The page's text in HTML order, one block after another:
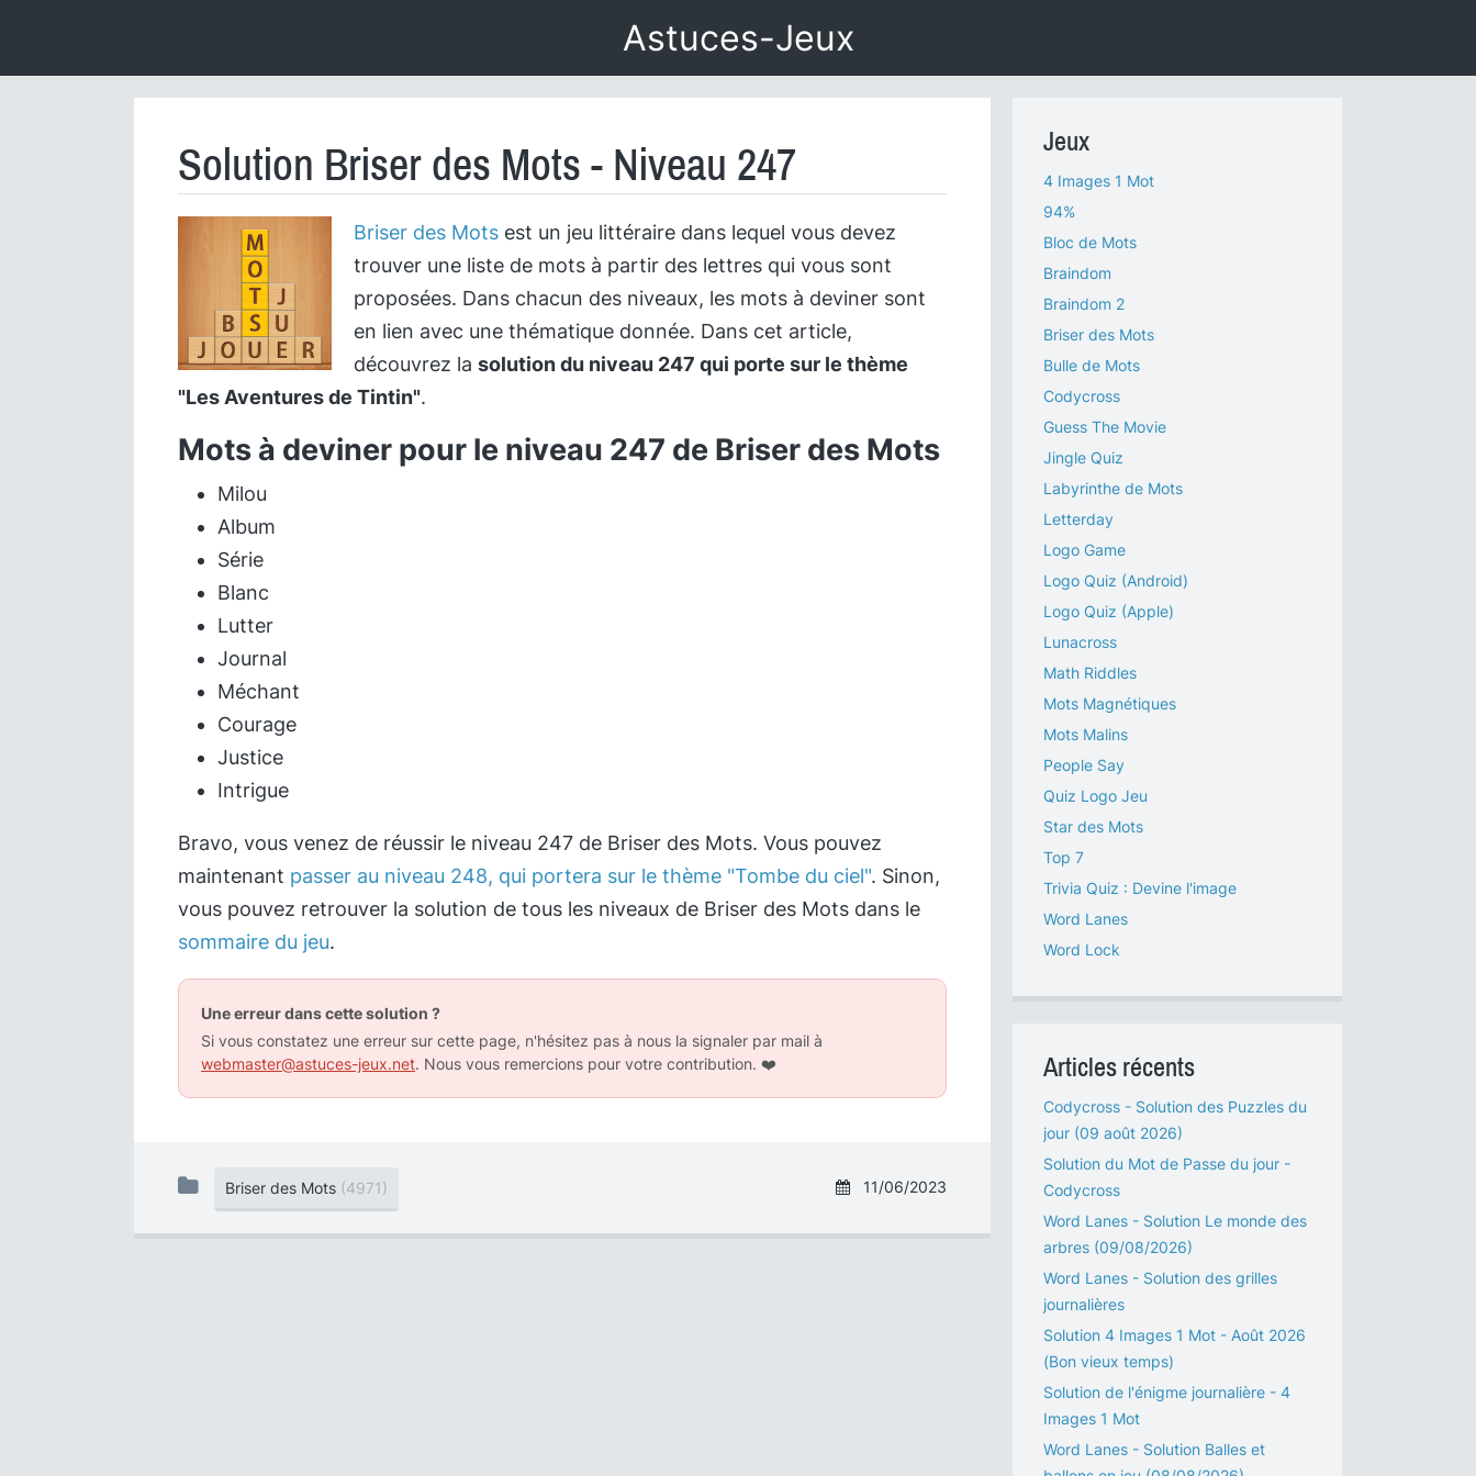
Astuces-Jeux
Solution Briser des Mots - Niveau 247
Briser des Mots est un jeu littéraire dans lequel vous devez
trouver une liste de mots à partir des lettres qui vous sont
proposées. Dans chacun des niveaux, les mots à deviner sont
en lien avec une thématique donnée. Dans cet article,
découvrez la solution du niveau 247 qui porte sur le thème
"Les Aventures de Tintin".
Mots à deviner pour le niveau 247 de Briser des Mots
Milou
Album
Série
Blanc
Lutter
Journal
Méchant
Courage
Justice
Intrigue
Bravo, vous venez de réussir le niveau 247 de Briser des Mots. Vous pouvez
maintenant passer au niveau 248, qui portera sur le thème "Tombe du ciel". Sinon,
vous pouvez retrouver la solution de tous les niveaux de Briser des Mots dans le
sommaire du jeu.
Une erreur dans cette solution ?
Si vous constatez une erreur sur cette page, n'hésitez pas à nous la signaler par mail à
webmaster@astuces-jeux.net. Nous vous remercions pour votre contribution. ❤️
11/06/2023
Briser des Mots (4971)
Jeux
4 Images 1 Mot
94%
Bloc de Mots
Braindom
Braindom 2
Briser des Mots
Bulle de Mots
Codycross
Guess The Movie
Jingle Quiz
Labyrinthe de Mots
Letterday
Logo Game
Logo Quiz (Android)
Logo Quiz (Apple)
Lunacross
Math Riddles
Mots Magnétiques
Mots Malins
People Say
Quiz Logo Jeu
Star des Mots
Top 7
Trivia Quiz : Devine l'image
Word Lanes
Word Lock
Articles récents
Codycross - Solution des Puzzles du
jour (09 août 2026)
Solution du Mot de Passe du jour -
Codycross
Word Lanes - Solution Le monde des
arbres (09/08/2026)
Word Lanes - Solution des grilles
journalières
Solution 4 Images 1 Mot - Août 2026
(Bon vieux temps)
Solution de l'énigme journalière - 4
Images 1 Mot
Word Lanes - Solution Balles et